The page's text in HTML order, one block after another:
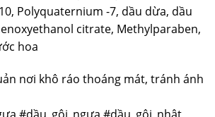
Polyquaternium -7, dầu dừa, dầu
citrate, Methylparaben,
hoa
nơi khô ráo thoáng mát, tránh ánh